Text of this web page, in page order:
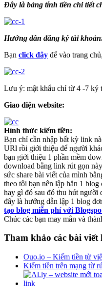
Đây là bảng tính tiền chi tiết
Hướng dẫn đăng ký tài
Bạn click đây để vào trang
Lưu ý: mật khẩu chỉ từ 4 -7 ký
Giao diện website:
Hình thức kiếm tiền:
Bạn chỉ cần nhập bất kỳ link
URl rồi giới thiệu để người
bạn giới thiệu 1 phần mềm
download bằng link rút gọn
sức share bài viết của mình
theo tôi bạn nên lập hẳn 1
hay gì đó sau đó thu hút người
đây là hướng dẫn lập 1 blog
tạo blog miễn phí với
Chúc các bạn may mắn và
Tham khảo các bài viết
Ouo.io – Kiếm tiền từ
Kiếm tiền trên mạng từ